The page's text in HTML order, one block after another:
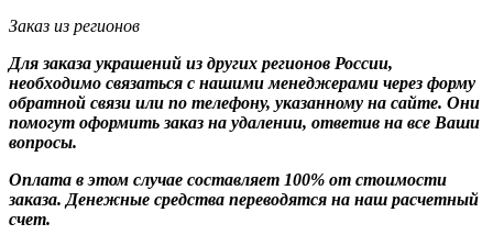
Заказ из регионов
Для заказа украшений из других регионов России,
необходимо связаться с нашими менеджерами через форму
обратной связи или по телефону, указанному на сайте. Они
помогут оформить заказ на удалении, ответив на все Ваши
вопросы.
Оплата в этом случае составляет 100% от стоимости
заказа. Денежные средства переводятся на наш расчетный
счет.